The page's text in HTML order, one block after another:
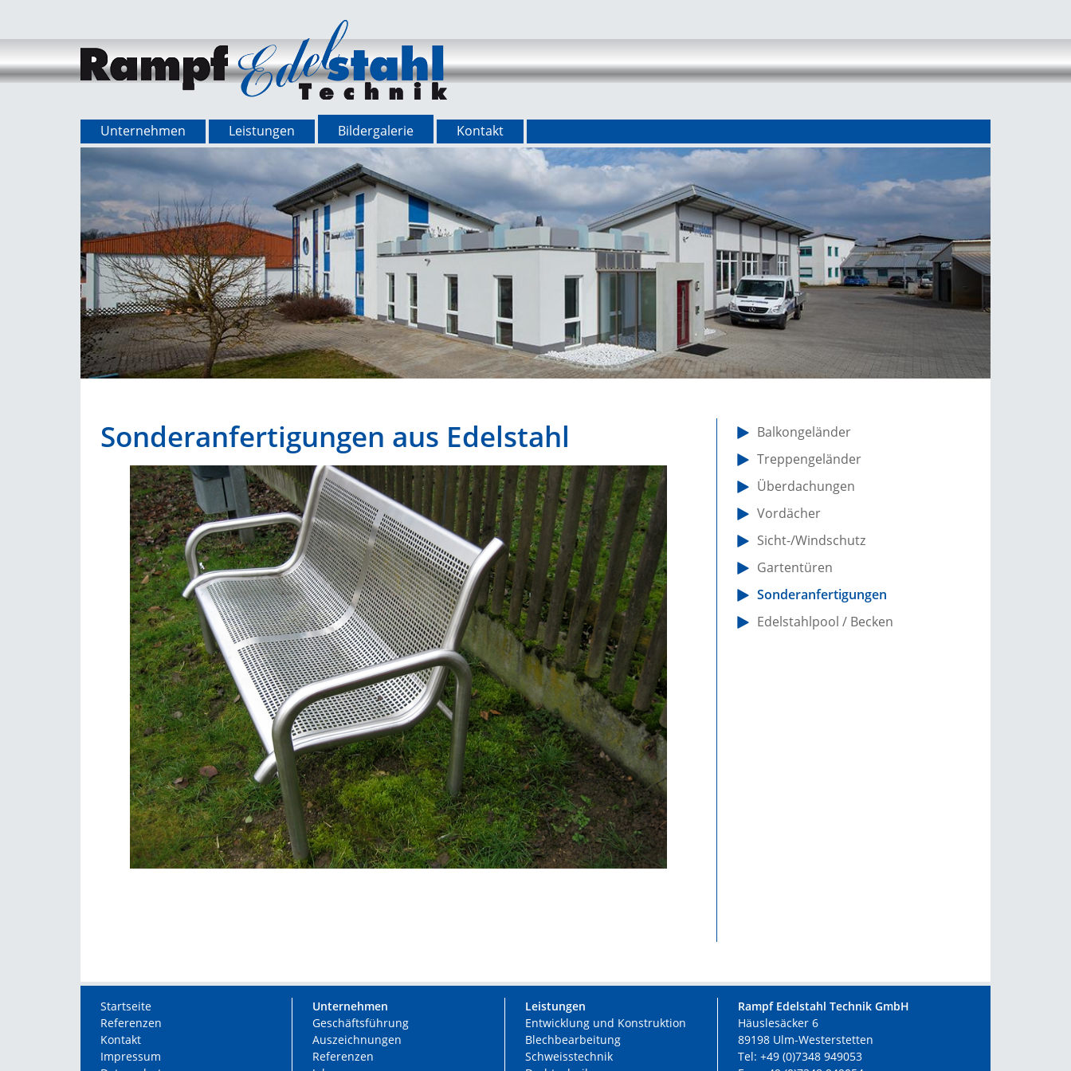
Unternehmen Leistungen Bildergalerie Kontakt
Sonderanfertigungen aus Edelstahl
Balkongeländer
Treppengeländer
Überdachungen
Vordächer
Sicht-/Windschutz
Gartentüren
Sonderanfertigungen
Edelstahlpool / Becken
Startseite
Referenzen
Kontakt
Impressum
Unternehmen
Geschäftsführung
Auszeichnungen
Referenzen
Leistungen
Entwicklung und Konstruktion
Blechbearbeitung
Schweisstechnik
Rampf Edelstahl Technik GmbH
Häuslesäcker 6
89198 Ulm-Westerstetten
Tel: +49 (0)7348 949053